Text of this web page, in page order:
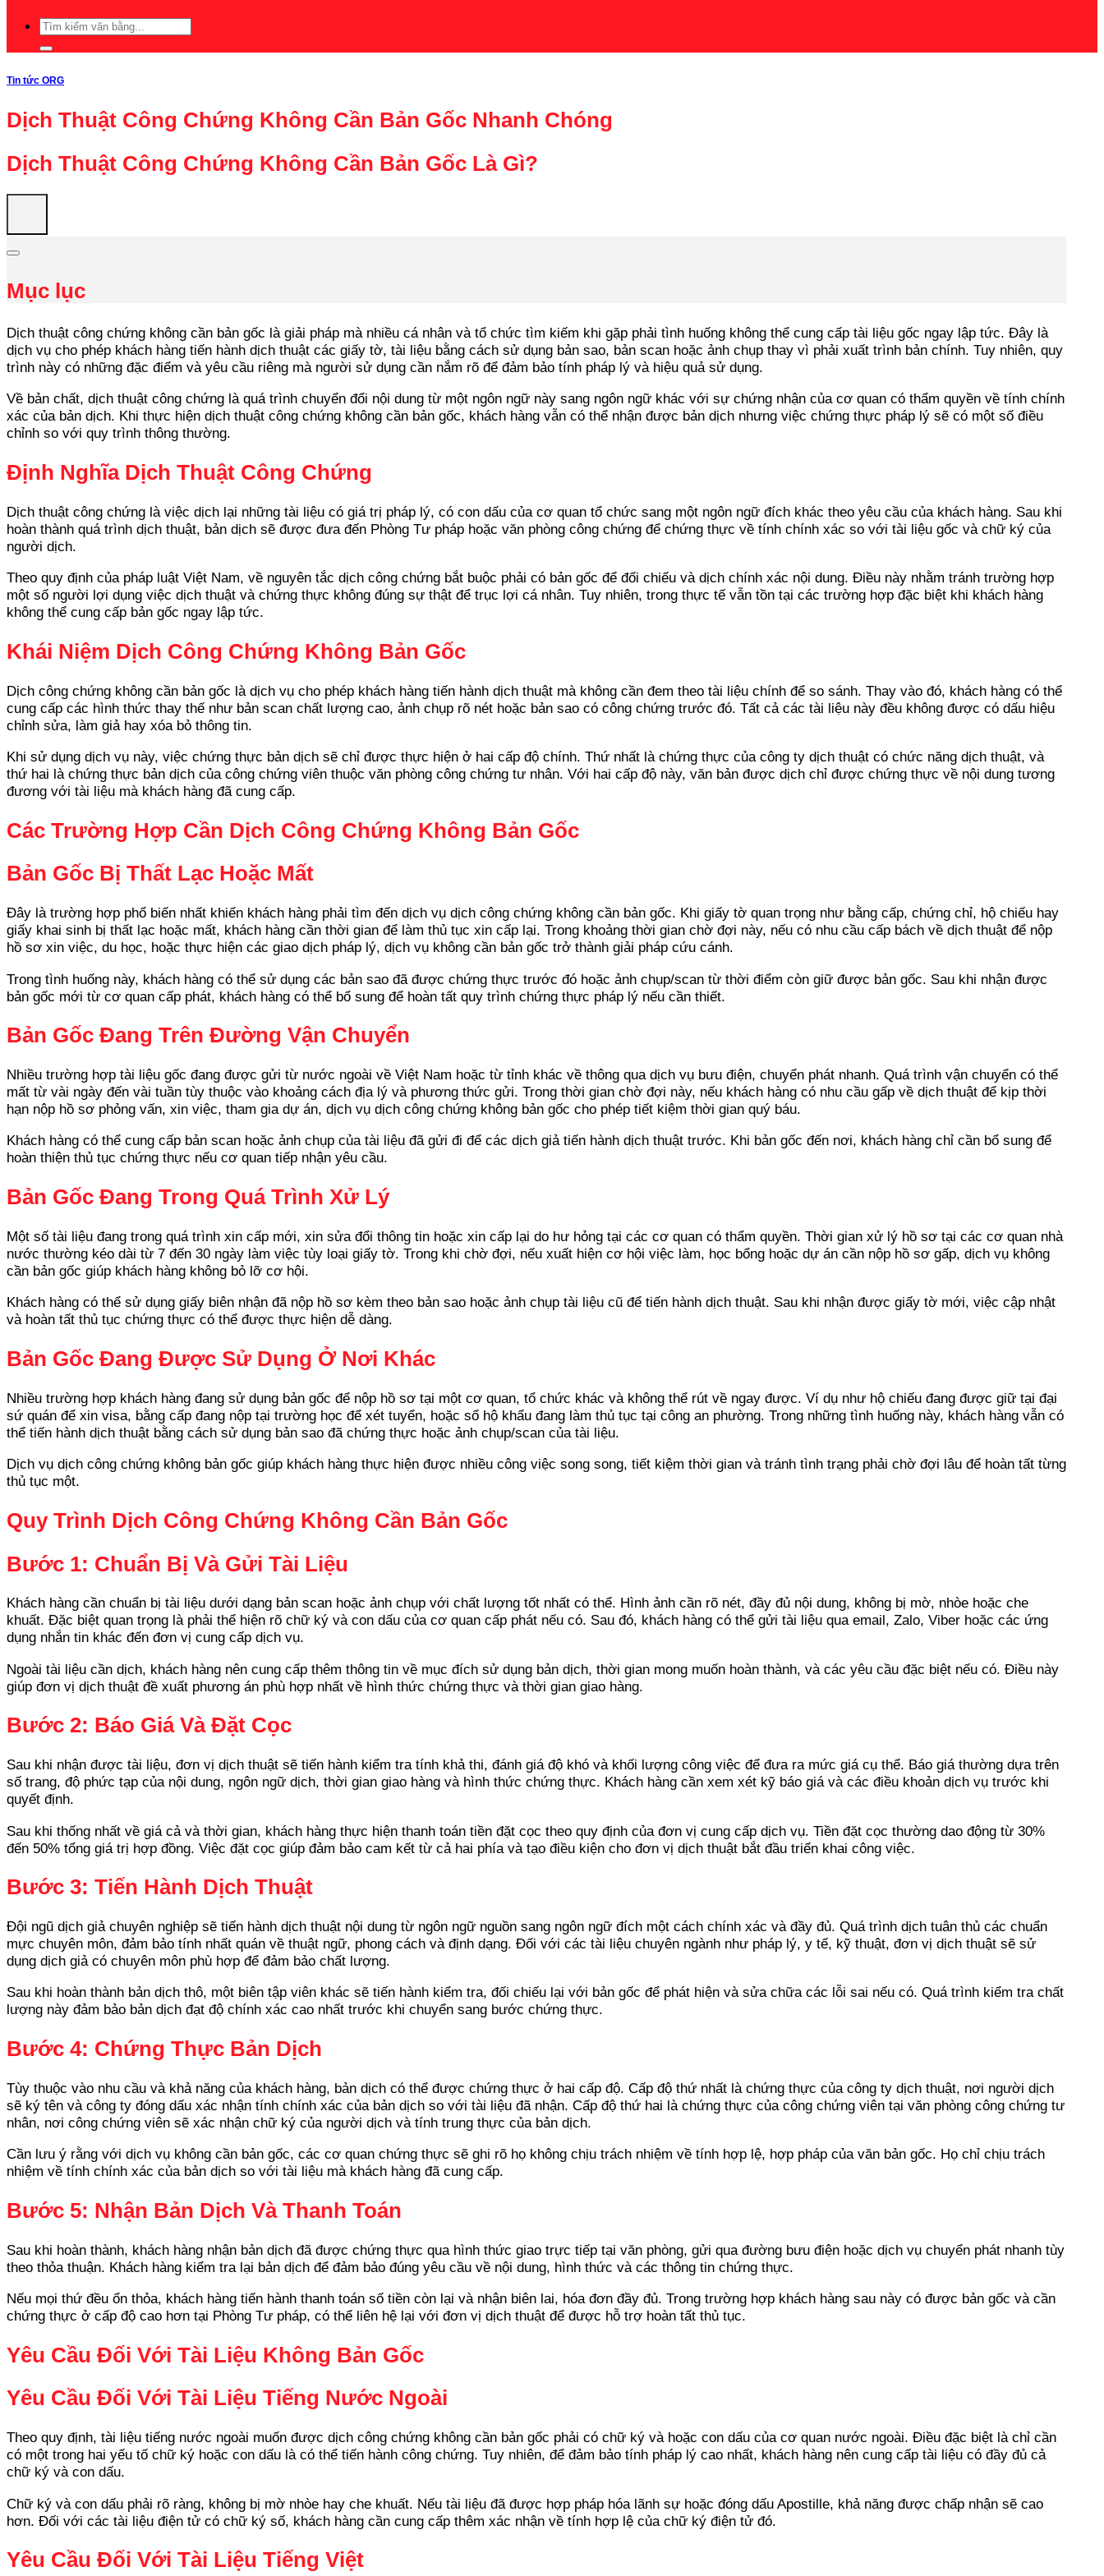
Tin tức ORG
Dịch Thuật Công Chứng Không Cần Bản Gốc Nhanh Chóng
Dịch Thuật Công Chứng Không Cần Bản Gốc Là Gì?
Mục lục
Dịch thuật công chứng không cần bản gốc là giải pháp mà nhiều cá nhân và tổ chức tìm kiếm khi gặp phải tình huống không thể cung cấp tài liệu gốc ngay lập tức. Đây là
dịch vụ cho phép khách hàng tiến hành dịch thuật các giấy tờ, tài liệu bằng cách sử dụng bản sao, bản scan hoặc ảnh chụp thay vì phải xuất trình bản chính. Tuy nhiên, quy
trình này có những đặc điểm và yêu cầu riêng mà người sử dụng cần nắm rõ để đảm bảo tính pháp lý và hiệu quả sử dụng.
Về bản chất, dịch thuật công chứng là quá trình chuyển đổi nội dung từ một ngôn ngữ này sang ngôn ngữ khác với sự chứng nhận của cơ quan có thẩm quyền về tính chính
xác của bản dịch. Khi thực hiện dịch thuật công chứng không cần bản gốc, khách hàng vẫn có thể nhận được bản dịch nhưng việc chứng thực pháp lý sẽ có một số điều
chỉnh so với quy trình thông thường.
Định Nghĩa Dịch Thuật Công Chứng
Dịch thuật công chứng là việc dịch lại những tài liệu có giá trị pháp lý, có con dấu của cơ quan tổ chức sang một ngôn ngữ đích khác theo yêu cầu của khách hàng. Sau khi
hoàn thành quá trình dịch thuật, bản dịch sẽ được đưa đến Phòng Tư pháp hoặc văn phòng công chứng để chứng thực về tính chính xác so với tài liệu gốc và chữ ký của
người dịch.
Theo quy định của pháp luật Việt Nam, về nguyên tắc dịch công chứng bắt buộc phải có bản gốc để đối chiếu và dịch chính xác nội dung. Điều này nhằm tránh trường hợp
một số người lợi dụng việc dịch thuật và chứng thực không đúng sự thật để trục lợi cá nhân. Tuy nhiên, trong thực tế vẫn tồn tại các trường hợp đặc biệt khi khách hàng
không thể cung cấp bản gốc ngay lập tức.
Khái Niệm Dịch Công Chứng Không Bản Gốc
Dịch công chứng không cần bản gốc là dịch vụ cho phép khách hàng tiến hành dịch thuật mà không cần đem theo tài liệu chính để so sánh. Thay vào đó, khách hàng có thể
cung cấp các hình thức thay thế như bản scan chất lượng cao, ảnh chụp rõ nét hoặc bản sao có công chứng trước đó. Tất cả các tài liệu này đều không được có dấu hiệu
chỉnh sửa, làm giả hay xóa bỏ thông tin.
Khi sử dụng dịch vụ này, việc chứng thực bản dịch sẽ chỉ được thực hiện ở hai cấp độ chính. Thứ nhất là chứng thực của công ty dịch thuật có chức năng dịch thuật, và
thứ hai là chứng thực bản dịch của công chứng viên thuộc văn phòng công chứng tư nhân. Với hai cấp độ này, văn bản được dịch chỉ được chứng thực về nội dung tương
đương với tài liệu mà khách hàng đã cung cấp.
Các Trường Hợp Cần Dịch Công Chứng Không Bản Gốc
Bản Gốc Bị Thất Lạc Hoặc Mất
Đây là trường hợp phổ biến nhất khiến khách hàng phải tìm đến dịch vụ dịch công chứng không cần bản gốc. Khi giấy tờ quan trọng như bằng cấp, chứng chỉ, hộ chiếu hay
giấy khai sinh bị thất lạc hoặc mất, khách hàng cần thời gian để làm thủ tục xin cấp lại. Trong khoảng thời gian chờ đợi này, nếu có nhu cầu cấp bách về dịch thuật để nộp
hồ sơ xin việc, du học, hoặc thực hiện các giao dịch pháp lý, dịch vụ không cần bản gốc trở thành giải pháp cứu cánh.
Trong tình huống này, khách hàng có thể sử dụng các bản sao đã được chứng thực trước đó hoặc ảnh chụp/scan từ thời điểm còn giữ được bản gốc. Sau khi nhận được
bản gốc mới từ cơ quan cấp phát, khách hàng có thể bổ sung để hoàn tất quy trình chứng thực pháp lý nếu cần thiết.
Bản Gốc Đang Trên Đường Vận Chuyển
Nhiều trường hợp tài liệu gốc đang được gửi từ nước ngoài về Việt Nam hoặc từ tỉnh khác về thông qua dịch vụ bưu điện, chuyển phát nhanh. Quá trình vận chuyển có thể
mất từ vài ngày đến vài tuần tùy thuộc vào khoảng cách địa lý và phương thức gửi. Trong thời gian chờ đợi này, nếu khách hàng có nhu cầu gấp về dịch thuật để kịp thời
hạn nộp hồ sơ phỏng vấn, xin việc, tham gia dự án, dịch vụ dịch công chứng không bản gốc cho phép tiết kiệm thời gian quý báu.
Khách hàng có thể cung cấp bản scan hoặc ảnh chụp của tài liệu đã gửi đi để các dịch giả tiến hành dịch thuật trước. Khi bản gốc đến nơi, khách hàng chỉ cần bổ sung để
hoàn thiện thủ tục chứng thực nếu cơ quan tiếp nhận yêu cầu.
Bản Gốc Đang Trong Quá Trình Xử Lý
Một số tài liệu đang trong quá trình xin cấp mới, xin sửa đổi thông tin hoặc xin cấp lại do hư hỏng tại các cơ quan có thẩm quyền. Thời gian xử lý hồ sơ tại các cơ quan nhà
nước thường kéo dài từ 7 đến 30 ngày làm việc tùy loại giấy tờ. Trong khi chờ đợi, nếu xuất hiện cơ hội việc làm, học bổng hoặc dự án cần nộp hồ sơ gấp, dịch vụ không
cần bản gốc giúp khách hàng không bỏ lỡ cơ hội.
Khách hàng có thể sử dụng giấy biên nhận đã nộp hồ sơ kèm theo bản sao hoặc ảnh chụp tài liệu cũ để tiến hành dịch thuật. Sau khi nhận được giấy tờ mới, việc cập nhật
và hoàn tất thủ tục chứng thực có thể được thực hiện dễ dàng.
Bản Gốc Đang Được Sử Dụng Ở Nơi Khác
Nhiều trường hợp khách hàng đang sử dụng bản gốc để nộp hồ sơ tại một cơ quan, tổ chức khác và không thể rút về ngay được. Ví dụ như hộ chiếu đang được giữ tại đại
sứ quán để xin visa, bằng cấp đang nộp tại trường học để xét tuyển, hoặc sổ hộ khẩu đang làm thủ tục tại công an phường. Trong những tình huống này, khách hàng vẫn có
thể tiến hành dịch thuật bằng cách sử dụng bản sao đã chứng thực hoặc ảnh chụp/scan của tài liệu.
Dịch vụ dịch công chứng không bản gốc giúp khách hàng thực hiện được nhiều công việc song song, tiết kiệm thời gian và tránh tình trạng phải chờ đợi lâu để hoàn tất từng
thủ tục một.
Quy Trình Dịch Công Chứng Không Cần Bản Gốc
Bước 1: Chuẩn Bị Và Gửi Tài Liệu
Khách hàng cần chuẩn bị tài liệu dưới dạng bản scan hoặc ảnh chụp với chất lượng tốt nhất có thể. Hình ảnh cần rõ nét, đầy đủ nội dung, không bị mờ, nhòe hoặc che
khuất. Đặc biệt quan trọng là phải thể hiện rõ chữ ký và con dấu của cơ quan cấp phát nếu có. Sau đó, khách hàng có thể gửi tài liệu qua email, Zalo, Viber hoặc các ứng
dụng nhắn tin khác đến đơn vị cung cấp dịch vụ.
Ngoài tài liệu cần dịch, khách hàng nên cung cấp thêm thông tin về mục đích sử dụng bản dịch, thời gian mong muốn hoàn thành, và các yêu cầu đặc biệt nếu có. Điều này
giúp đơn vị dịch thuật đề xuất phương án phù hợp nhất về hình thức chứng thực và thời gian giao hàng.
Bước 2: Báo Giá Và Đặt Cọc
Sau khi nhận được tài liệu, đơn vị dịch thuật sẽ tiến hành kiểm tra tính khả thi, đánh giá độ khó và khối lượng công việc để đưa ra mức giá cụ thể. Báo giá thường dựa trên
số trang, độ phức tạp của nội dung, ngôn ngữ dịch, thời gian giao hàng và hình thức chứng thực. Khách hàng cần xem xét kỹ báo giá và các điều khoản dịch vụ trước khi
quyết định.
Sau khi thống nhất về giá cả và thời gian, khách hàng thực hiện thanh toán tiền đặt cọc theo quy định của đơn vị cung cấp dịch vụ. Tiền đặt cọc thường dao động từ 30%
đến 50% tổng giá trị hợp đồng. Việc đặt cọc giúp đảm bảo cam kết từ cả hai phía và tạo điều kiện cho đơn vị dịch thuật bắt đầu triển khai công việc.
Bước 3: Tiến Hành Dịch Thuật
Đội ngũ dịch giả chuyên nghiệp sẽ tiến hành dịch thuật nội dung từ ngôn ngữ nguồn sang ngôn ngữ đích một cách chính xác và đầy đủ. Quá trình dịch tuân thủ các chuẩn
mực chuyên môn, đảm bảo tính nhất quán về thuật ngữ, phong cách và định dạng. Đối với các tài liệu chuyên ngành như pháp lý, y tế, kỹ thuật, đơn vị dịch thuật sẽ sử
dụng dịch giả có chuyên môn phù hợp để đảm bảo chất lượng.
Sau khi hoàn thành bản dịch thô, một biên tập viên khác sẽ tiến hành kiểm tra, đối chiếu lại với bản gốc để phát hiện và sửa chữa các lỗi sai nếu có. Quá trình kiểm tra chất
lượng này đảm bảo bản dịch đạt độ chính xác cao nhất trước khi chuyển sang bước chứng thực.
Bước 4: Chứng Thực Bản Dịch
Tùy thuộc vào nhu cầu và khả năng của khách hàng, bản dịch có thể được chứng thực ở hai cấp độ. Cấp độ thứ nhất là chứng thực của công ty dịch thuật, nơi người dịch
sẽ ký tên và công ty đóng dấu xác nhận tính chính xác của bản dịch so với tài liệu đã nhận. Cấp độ thứ hai là chứng thực của công chứng viên tại văn phòng công chứng tư
nhân, nơi công chứng viên sẽ xác nhận chữ ký của người dịch và tính trung thực của bản dịch.
Cần lưu ý rằng với dịch vụ không cần bản gốc, các cơ quan chứng thực sẽ ghi rõ họ không chịu trách nhiệm về tính hợp lệ, hợp pháp của văn bản gốc. Họ chỉ chịu trách
nhiệm về tính chính xác của bản dịch so với tài liệu mà khách hàng đã cung cấp.
Bước 5: Nhận Bản Dịch Và Thanh Toán
Sau khi hoàn thành, khách hàng nhận bản dịch đã được chứng thực qua hình thức giao trực tiếp tại văn phòng, gửi qua đường bưu điện hoặc dịch vụ chuyển phát nhanh tùy
theo thỏa thuận. Khách hàng kiểm tra lại bản dịch để đảm bảo đúng yêu cầu về nội dung, hình thức và các thông tin chứng thực.
Nếu mọi thứ đều ổn thỏa, khách hàng tiến hành thanh toán số tiền còn lại và nhận biên lai, hóa đơn đầy đủ. Trong trường hợp khách hàng sau này có được bản gốc và cần
chứng thực ở cấp độ cao hơn tại Phòng Tư pháp, có thể liên hệ lại với đơn vị dịch thuật để được hỗ trợ hoàn tất thủ tục.
Yêu Cầu Đối Với Tài Liệu Không Bản Gốc
Yêu Cầu Đối Với Tài Liệu Tiếng Nước Ngoài
Theo quy định, tài liệu tiếng nước ngoài muốn được dịch công chứng không cần bản gốc phải có chữ ký và hoặc con dấu của cơ quan nước ngoài. Điều đặc biệt là chỉ cần
có một trong hai yếu tố chữ ký hoặc con dấu là có thể tiến hành công chứng. Tuy nhiên, để đảm bảo tính pháp lý cao nhất, khách hàng nên cung cấp tài liệu có đầy đủ cả
chữ ký và con dấu.
Chữ ký và con dấu phải rõ ràng, không bị mờ nhòe hay che khuất. Nếu tài liệu đã được hợp pháp hóa lãnh sự hoặc đóng dấu Apostille, khả năng được chấp nhận sẽ cao
hơn. Đối với các tài liệu điện tử có chữ ký số, khách hàng cần cung cấp thêm xác nhận về tính hợp lệ của chữ ký điện tử đó.
Yêu Cầu Đối Với Tài Liệu Tiếng Việt